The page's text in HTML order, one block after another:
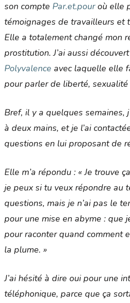
son compte Par.et.pouroù elle
témoignages de travailleurs et
Elle a totalement changé mon
prostitution. J’ai aussi
Polyvalence avec laquelle elle
pour parler de liberté,
Bref, il y a quelques semaines,
à deux mains, et je l’ai
questions en lui proposant de
Elle m’a répondu : « Je trouve
je peux si tu veux répondre au
questions, mais je n’ai pas le
pour une mise en abyme : que
pour raconter quand comment
la plume. »
J’ai hésité à dire oui pour une
téléphonique, parce que ça